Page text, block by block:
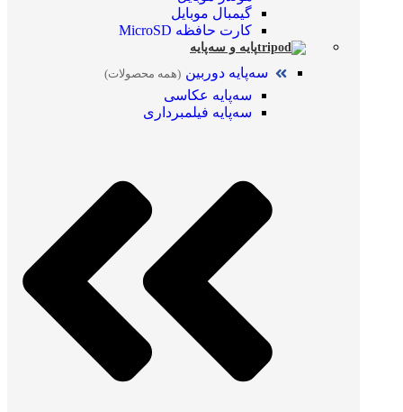
گیمبال موبایل
کارت حافظه MicroSD
پایه و سه‌پایه
سه‌پایه دوربین (همه محصولات)
سه‌پایه عکاسی
سه‌پایه فیلمبرداری